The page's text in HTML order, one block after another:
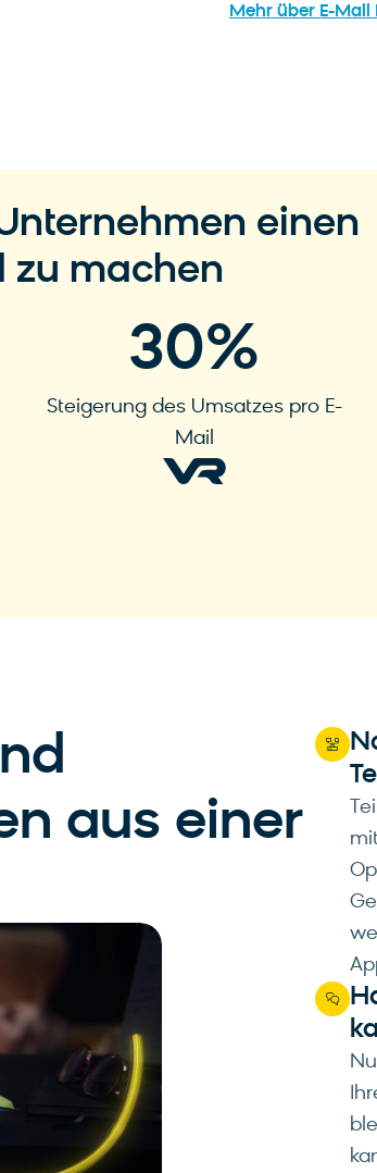
Mehr über E-
einen
zu machen
Steigerung des Umsatzes pro E-
Mail
30%
aus einer